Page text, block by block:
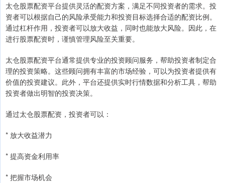
太仓股票配资平台提供灵活的配资方案，满足不同投资者的需求。投
资者可以根据自己的风险承受能力和投资目标选择合适的配资比例。
通过杠杆作用，投资者可以放大收益，同时也能放大风险。因此，在
进行股票配资时，谨慎管理风险至关重要。
太仓股票配资平台通常提供专业的投资顾问服务，帮助投资者制定合
理的投资策略。这些顾问拥有丰富的市场经验，可以为投资者提供有
价值的投资建议。此外，平台还提供实时行情数据和分析工具，帮助
投资者做出明智的投资决策。
通过太仓股票配资，投资者可以：
* 放大收益潜力
* 提高资金利用率
* 把握市场机会